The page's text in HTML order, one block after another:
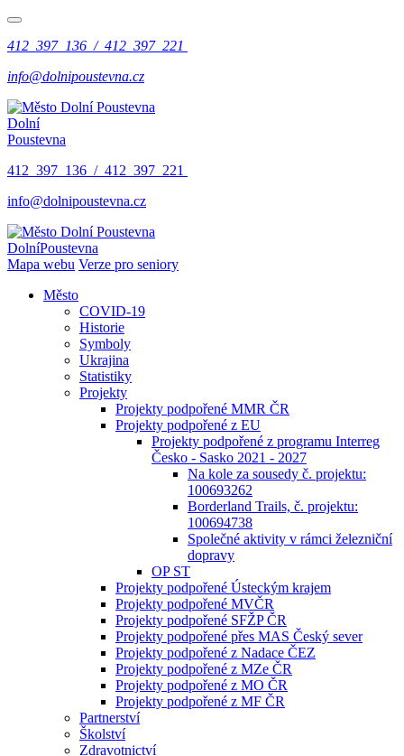
412 397 136 / 412 397 221
info@dolnipoustevna.cz
Dolní
Poustevna
412 397 136 / 412 397 221
info@dolnipoustevna.cz
DolníPoustevna
Mapa webu Verze pro seniory
Město
COVID-19
Historie
Symboly
Ukrajina
Statistiky
Projekty
Projekty podpořené MMR ČR
Projekty podpořené z EU
Projekty podpořené z programu Interreg
Česko - Sasko 2021 - 2027
Na kole za sousedy č. projektu:
100693262
Borderland Trails, č. projektu:
100694738
Společné aktivity v rámci železniční
dopravy
OP ST
Projekty podpořené Ústeckým krajem
Projekty podpořené MVČR
Projekty podpořené SFŽP ČR
Projekty podpořené přes MAS Český sever
Projekty podpořené z Nadace ČEZ
Projekty podpořené z MZe ČR
Projekty podpořené z MO ČR
Projekty podpořené z MF ČR
Partnerství
Školství
Zdravotnictví